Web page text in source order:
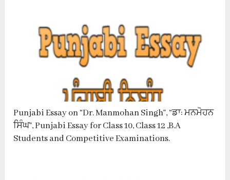
Punjabi Essay on “Dr. Manmohan Singh”, “ਡਾ: ਮਨਮੋਹਨ
ਸਿੰਘ”, Punjabi Essay for Class 10, Class 12 ,B.A
Students and Competitive Examinations.